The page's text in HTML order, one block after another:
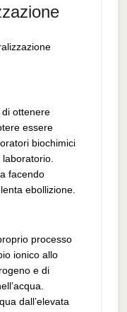
ottenere
essere
biochimici
facendo
ebollizione.
processo
ionico allo
e di
dall’elevata